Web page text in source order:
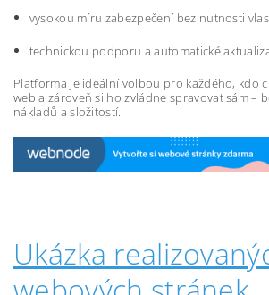
vysokou míru zabezpečení bez nutnosti
technickou podporu a automatické
Platforma je ideální volbou pro každého, kdo
web a zároveň si ho zvládne spravovat sám –
nákladů a složitostí.
Ukázka